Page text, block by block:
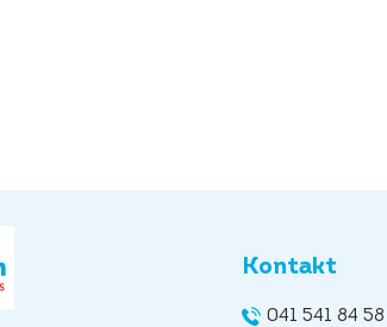
Kontakt
041 541 84 58